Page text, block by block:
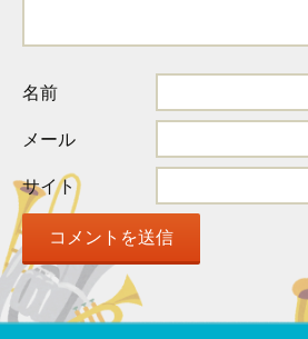
名前
メール
サイト